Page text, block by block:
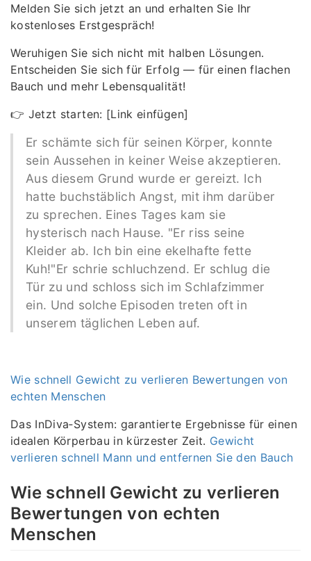
Melden Sie sich jetzt an und erhalten Sie Ihr
kostenloses Erstgespräch!
Weruhigen Sie sich nicht mit halben Lösungen.
Entscheiden Sie sich für Erfolg — für einen flachen
Bauch und mehr Lebensqualität!
👉 Jetzt starten: [Link einfügen]
Er schämte sich für seinen Körper, konnte
sein Aussehen in keiner Weise akzeptieren.
Aus diesem Grund wurde er gereizt. Ich
hatte buchstäblich Angst, mit ihm darüber
zu sprechen. Eines Tages kam sie
hysterisch nach Hause. "Er riss seine
Kleider ab. Ich bin eine ekelhafte fette
Kuh!"Er schrie schluchzend. Er schlug die
Tür zu und schloss sich im Schlafzimmer
ein. Und solche Episoden treten oft in
unserem täglichen Leben auf.
Wie schnell Gewicht zu verlieren Bewertungen von
echten Menschen
Das InDiva‑System: garantierte Ergebnisse für einen
idealen Körperbau in kürzester Zeit. Gewicht
verlieren schnell Mann und entfernen Sie den Bauch
Wie schnell Gewicht zu verlieren
Bewertungen von echten
Menschen